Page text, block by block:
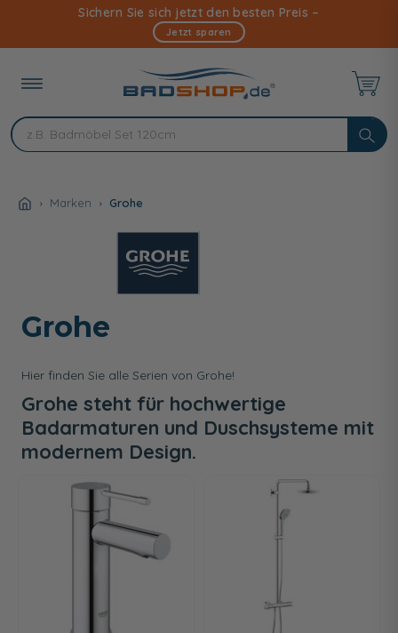
Inhalt
Sichern Sie sich jetzt den besten Preis –
Jetzt sparen
Marken Grohe
Grohe
Hier finden Sie alle Serien von Grohe!
Grohe steht für hochwertige
Badarmaturen und Duschsysteme mit
modernem Design.